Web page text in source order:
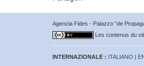
Agenzia Fides - Palazzo “de
Les contenus du
INTERNAZIONALE : ITALIANO |